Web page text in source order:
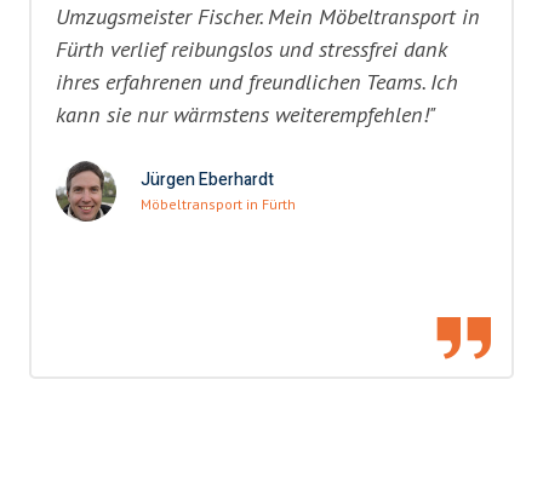
Umzugsmeister Fischer. Mein Möbeltransport in
Fürth verlief reibungslos und stressfrei dank
ihres erfahrenen und freundlichen Teams. Ich
kann sie nur wärmstens weiterempfehlen!"
Jürgen Eberhardt
Möbeltransport in Fürth